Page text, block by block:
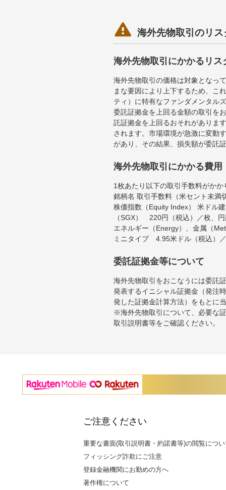
 海外先物取引のリ
海外先物取引にかかるリス
海外先物取引の価格は対象となっ
まな要因により上下するため、こ
ティ）に特有なファンダメンタル
委託証拠金を上回る金額の取引を
託証拠金を上回るおそれがありま
されます。市場環境が急激に変動
があり、その結果、損失額が委託
海外先物取引にかかる費用
1枚あたり以下の取引手数料がかか
銘柄名 取引手数料（米セント未満
株価指数（Equity Index） 米ド
（SGX） 220円（税込）／枚、
エネルギー（Energy）、金属（
ミニタイプ 4.95米ドル（税込）
委託証拠金等について
海外先物取引をおこなうには委託
発表するイニシャル証拠金（発注
発した証拠金計算方法）をもとに
※海外先物取引について、必要な
取引説明書等をご確認ください。
ご注意ください
重要な書面(取引説明書・約諾書等)の閲覧につ
フィッシング詐欺にご注意
登録金融機関にお勤めの方へ
著作権について